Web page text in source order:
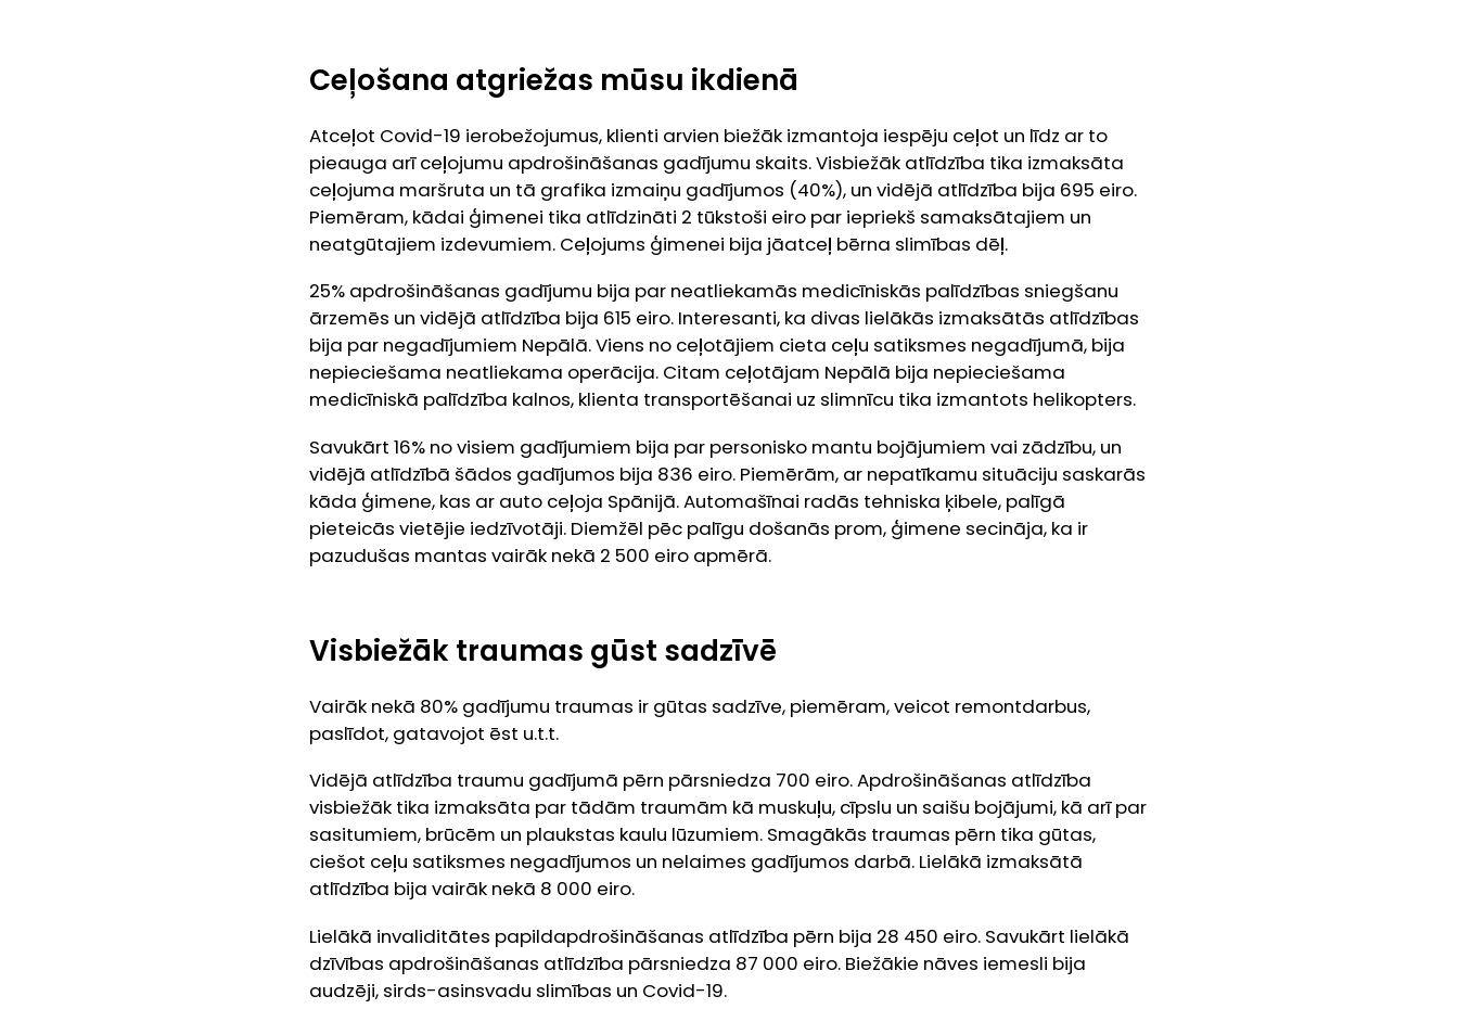
Ceļošana atgriežas mūsu ikdienā
Atceļot Covid-19 ierobežojumus, klienti arvien biežāk izmantoja iespēju ceļot un līdz ar to
pieauga arī ceļojumu apdrošināšanas gadījumu skaits. Visbiežāk atlīdzība tika izmaksāta
ceļojuma maršruta un tā grafika izmaiņu gadījumos (40%), un vidējā atlīdzība bija 695 eiro.
Piemēram, kādai ģimenei tika atlīdzināti 2 tūkstoši eiro par iepriekš samaksātajiem un
neatgūtajiem izdevumiem. Ceļojums ģimenei bija jāatceļ bērna slimības dēļ.
25% apdrošināšanas gadījumu bija par neatliekamās medicīniskās palīdzības sniegšanu
ārzemēs un vidējā atlīdzība bija 615 eiro. Interesanti, ka divas lielākās izmaksātās atlīdzības
bija par negadījumiem Nepālā. Viens no ceļotājiem cieta ceļu satiksmes negadījumā, bija
nepieciešama neatliekama operācija. Citam ceļotājam Nepālā bija nepieciešama
medicīniskā palīdzība kalnos, klienta transportēšanai uz slimnīcu tika izmantots helikopters.
Savukārt 16% no visiem gadījumiem bija par personisko mantu bojājumiem vai zādzību, un
vidējā atlīdzībā šādos gadījumos bija 836 eiro. Piemērām, ar nepatīkamu situāciju saskarās
kāda ģimene, kas ar auto ceļoja Spānijā. Automašīnai radās tehniska ķibele, palīgā
pieteicās vietējie iedzīvotāji. Diemžēl pēc palīgu došanās prom, ģimene secināja, ka ir
pazudušas mantas vairāk nekā 2 500 eiro apmērā.
Visbiežāk traumas gūst sadzīvē
Vairāk nekā 80% gadījumu traumas ir gūtas sadzīve, piemēram, veicot remontdarbus,
paslīdot, gatavojot ēst u.t.t.
Vidējā atlīdzība traumu gadījumā pērn pārsniedza 700 eiro. Apdrošināšanas atlīdzība
visbiežāk tika izmaksāta par tādām traumām kā muskuļu, cīpslu un saišu bojājumi, kā arī par
sasitumiem, brūcēm un plaukstas kaulu lūzumiem. Smagākās traumas pērn tika gūtas,
ciešot ceļu satiksmes negadījumos un nelaimes gadījumos darbā. Lielākā izmaksātā
atlīdzība bija vairāk nekā 8 000 eiro.
Lielākā invaliditātes papildapdrošināšanas atlīdzība pērn bija 28 450 eiro. Savukārt lielākā
dzīvības apdrošināšanas atlīdzība pārsniedza 87 000 eiro. Biežākie nāves iemesli bija
audzēji, sirds-asinsvadu slimības un Covid-19.